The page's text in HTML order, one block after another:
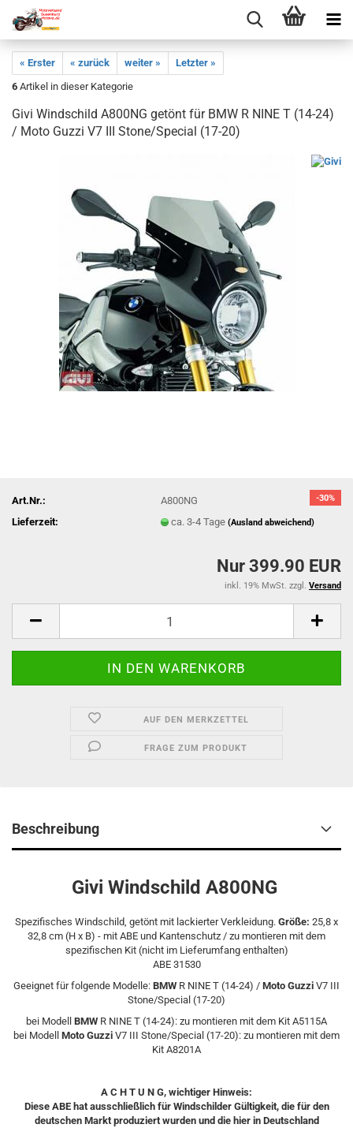
« Erster « zurück weiter »
Letzter »
6 Artikel in dieser Kategorie
Givi Windschild A800NG getönt für BMW R NINE T (14-24)
/ Moto Guzzi V7 III Stone/Special (17-20)
-30%
Art.Nr.:
A800NG
Lieferzeit:
ca. 3-4 Tage(Ausland abweichend)
Nur 399.90 EUR
inkl. 19% MwSt. zzgl. Versand
AUF DEN MERKZETTEL
FRAGE ZUM PRODUKT
Beschreibung
Givi Windschild A800NG
Spezifisches Windschild, getönt mit lackierter Verkleidung. Größe: 25,8 x
32,8 cm (H x B) - mit ABE und Kantenschutz / zu montieren mit dem
spezifischen Kit (nicht im Lieferumfang enthalten)
ABE 31530
Geeignet für folgende Modelle: BMW R NINE T (14-24) / Moto Guzzi V7 III
Stone/Special (17-20)
bei Modell BMW R NINE T (14-24): zu montieren mit dem Kit A5115A
bei Modell Moto Guzzi V7 III Stone/Special (17-20): zu montieren mit dem
Kit A8201A
A C H T U N G, wichtiger Hinweis:
Diese ABE hat ausschließlich für Windschilder Gültigkeit, die für den
deutschen Markt produziert wurden und die hier in Deutschland